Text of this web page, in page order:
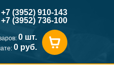
(3952) 910-143
(3952) 736-100
0 шт.
0 руб.